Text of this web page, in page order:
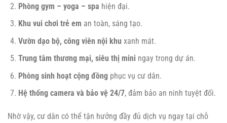
Phòng gym – yoga – spa hiện đại.
Khu vui chơi trẻ em an toàn, sáng tạo.
Vườn dạo bộ, công viên nội khu xanh mát.
Trung tâm thương mại, siêu thị mini ngay trong dự án.
Phòng sinh hoạt cộng đồngphục vụ cư dân.
Hệ thống camera và bảo vệ 24/7, đảm bảo an ninh tuyệt đối.
Nhờ vậy, cư dân có thể tận hưởng đầy đủ dịch vụ ngay tại chỗ